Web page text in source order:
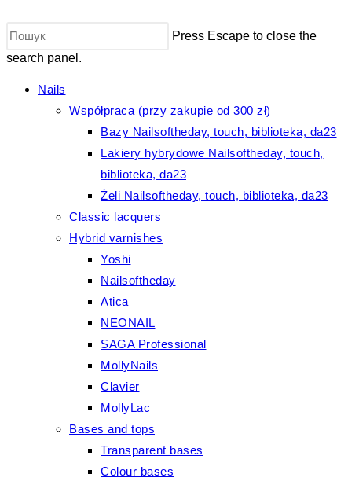
Press Escape to close the
search panel.
Nails
Współpraca (przy zakupie od 300 zł)
Bazy Nailsoftheday, touch, biblioteka, da23
Lakiery hybrydowe Nailsoftheday, touch,
biblioteka, da23
Żeli Nailsoftheday, touch, biblioteka, da23
Classic lacquers
Hybrid varnishes
Yoshi
Nailsoftheday
Atica
NEONAIL
SAGA Professional
MollyNails
Clavier
MollyLac
Bases and tops
Transparent bases
Colour bases